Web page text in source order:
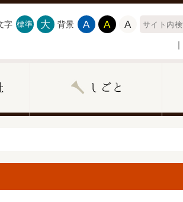
字 標準 大 背景 A A A
｜